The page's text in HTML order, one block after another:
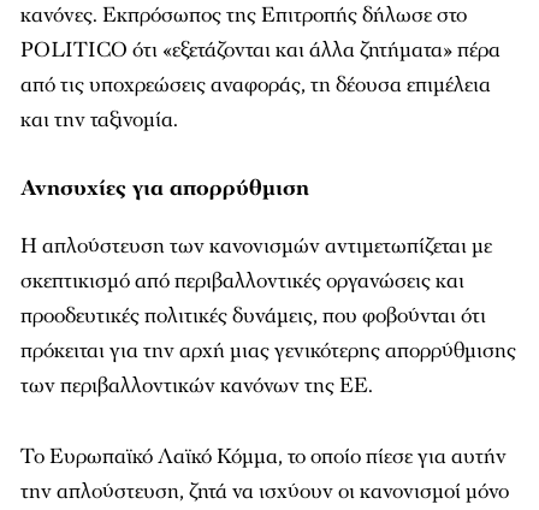
κανόνες. Εκπρόσωπος της Επιτροπής δήλωσε στο
POLITICO ότι «εξετάζονται και άλλα ζητήματα» πέρα
από τις υποχρεώσεις αναφοράς, τη δέουσα επιμέλεια
και την ταξινομία.
Ανησυχίες για απορρύθμιση
Η απλούστευση των κανονισμών αντιμετωπίζεται με
σκεπτικισμό από περιβαλλοντικές οργανώσεις και
προοδευτικές πολιτικές δυνάμεις, που φοβούνται ότι
πρόκειται για την αρχή μιας γενικότερης απορρύθμισης
των περιβαλλοντικών κανόνων της ΕΕ.
Το Ευρωπαϊκό Λαϊκό Κόμμα, το οποίο πίεσε για αυτήν
την απλούστευση, ζητά να ισχύουν οι κανονισμοί μόνο